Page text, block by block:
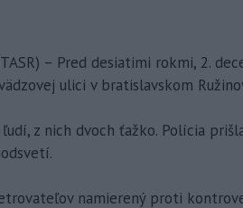
– Pred desiatimi rokmi, 2.
ulici v bratislavskom
z nich dvoch ťažko. Polícia
namierený proti